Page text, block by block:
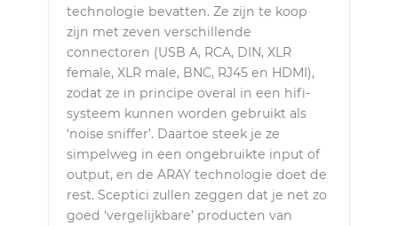
technologie bevatten. Ze zijn te koop
zijn met zeven verschillende
connectoren (USB A, RCA, DIN, XLR
female, XLR male, BNC, RJ45 en HDMI),
zodat ze in principe overal in een hifi-
systeem kunnen worden gebruikt als
‘noise sniffer’. Daartoe steek je ze
simpelweg in een ongebruikte input of
output, en de ARAY technologie doet de
rest. Sceptici zullen zeggen dat je net zo
goed ‘vergelijkbare’ producten van